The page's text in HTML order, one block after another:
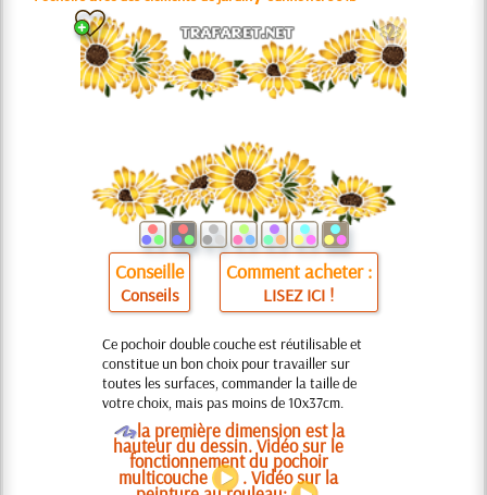
b
Conseille
Conseils
Comment acheter :
LISEZ ICI !
Ce pochoir double couche est réutilisable et
constitue un bon choix pour travailler sur
toutes les surfaces, commander la taille de
votre choix, mais pas moins de 10x37cm.
Ola première dimension est la
hauteur du dessin. Vidéo sur le
fonctionnement du pochoir
multicouche . Vidéo sur la